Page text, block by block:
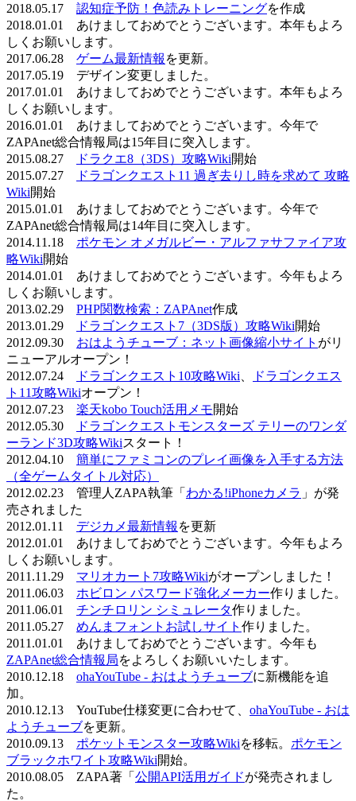
2018.05.17 認知症予防！色読みトレーニングを作成
2018.01.01 あけましておめでとうございます。本年もよろ
しくお願いします。
2017.06.28 ゲーム最新情報 を更新。
2017.05.19 デザイン変更しました。
2017.01.01 あけましておめでとうございます。本年もよろ
しくお願いします。
2016.01.01 あけましておめでとうございます。今年で
ZAPAnet総合情報局は15年目に突入します。
2015.08.27
ドラクエ8（3DS）攻略Wiki開始
2015.07.27
ドラゴンクエスト11 過ぎ去りし時を求めて 攻略
Wiki開始
2015.01.01 あけましておめでとうございます。今年で
ZAPAnet総合情報局は14年目に突入します。
2014.11.18 ポケモン オメガルビー・アルファサファイア攻
略Wiki開始
2014.01.01 あけましておめでとうございます。今年もよろ
しくお願いします。
2013.02.29 PHP関数検索：ZAPAnet作成
2013.01.29
ドラゴンクエスト7（3DS版）攻略Wiki開始
2012.09.30 おはようチューブ：ネット画像縮小サイト がリ
ニューアルオープン！
2012.07.24
ドラゴンクエスト10攻略Wiki
ドラゴンクエス
ト11攻略Wikiオープン！
2012.07.23 楽天kobo Touch活用メモ開始
2012.05.30
ドラゴンクエストモンスターズ テリーのワンダ
ーランド3D攻略Wikiスタート！
2012.04.10 簡単にファミコンのプレイ画像を入手する方法
（全ゲームタイトル対応）
2012.02.23 管理人ZAPA執筆「 わかる!iPhoneカメラ 」が発
売されました
2012.01.11 デジカメ最新情報 を更新
2012.01.01 あけましておめでとうございます。今年もよろ
しくお願いします。
2011.11.29 マリオカート7攻略Wikiがオープンしました！
2011.06.03 ホビロン パスワード強化メーカー作りました。
2011.06.01 チンチロリン シミュレータ作りました。
2011.05.27 めんまフォントお試しサイト 作りました。
2011.01.01 あけましておめでとうございます。今年も
ZAPAnet総合情報局をよろしくお願いいたします。
2010.12.18 ohaYouTube - おはようチューブに新機能を追
加。
2010.12.13 YouTube仕様変更に合わせて、 ohaYouTube - おは
ようチューブを更新。
2010.09.13 ポケットモンスター攻略Wikiを移転。 ポケモン
ブラックホワイト攻略Wiki開始。
2010.08.05 ZAPA著「 公開API活用ガイドが発売されまし
た。